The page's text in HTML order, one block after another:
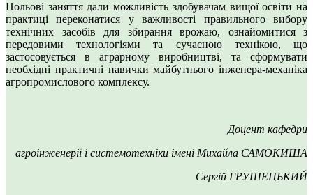
Польові заняття дали можливість здобувачам вищої освіти на
практиці переконатися у важливості правильного вибору
технічних засобів для збирання врожаю, ознайомитися з
передовими технологіями та сучасною технікою, що
застосовується в аграрному виробництві, та сформувати
необхідні практичні навички майбутнього інженера-механіка
агропромислового комплексу.
Доцент кафедри
агроінженерії і системотехніки імені Михайла САМОКИША
Сергій ГРУШЕЦЬКИЙ